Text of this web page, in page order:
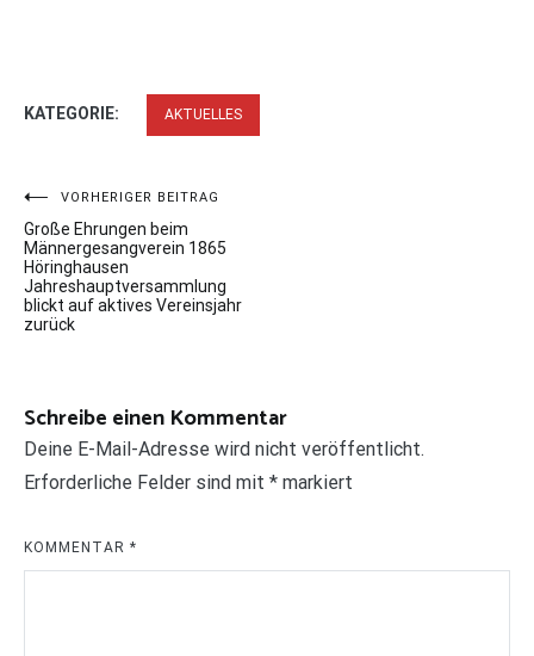
KATEGORIE: AKTUELLES
Beitrags-
Navigation
VORHERIGER BEITRAG
Große Ehrungen beim
Männergesangverein 1865
Höringhausen
Jahreshauptversammlung
blickt auf aktives Vereinsjahr
zurück
Schreibe einen Kommentar
Deine E-Mail-Adresse wird nicht veröffentlicht.
Erforderliche Felder sind mit * markiert
KOMMENTAR *